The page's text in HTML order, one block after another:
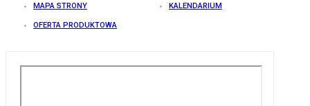
MAPA STRONY KALENDARIUM
OFERTA PRODUKTOWA